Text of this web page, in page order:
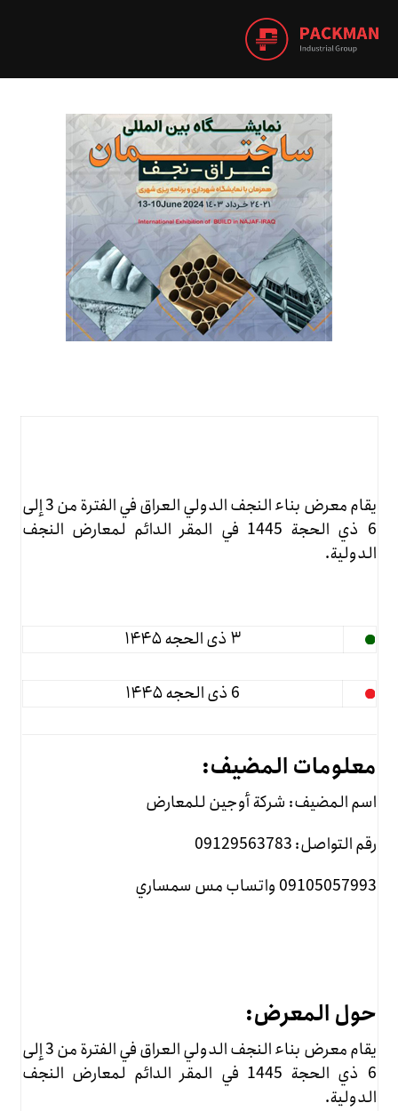
يقام معرض بناء النجف الدولي العراق في الفترة من 3 إلى
6 ذي الحجة 1445 في المقر الدائم لمعارض النجف
الدولية.
۳ ذی الحجه ۱۴۴۵
6 ذی الحجه ۱۴۴۵
معلومات المضيف:
اسم المضيف: شركة أوجين للمعارض
رقم التواصل: 09129563783
09105057993 واتساب مس سمساري
حول المعرض:
يقام معرض بناء النجف الدولي العراق في الفترة من 3 إلى
6 ذي الحجة 1445 في المقر الدائم لمعارض النجف
الدولية.